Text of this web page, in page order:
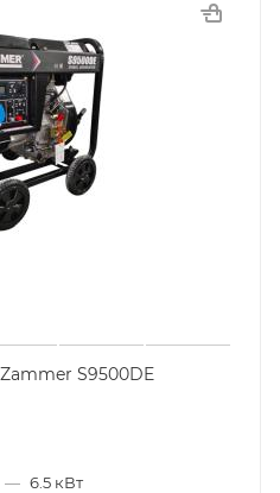
Zammer S9500DE
— 6.5 кВт